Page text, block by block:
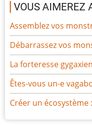
VOUS AIMEREZ
Assemblez vos
Débarrassez vos
La forteresse
Êtes-vous un-e
Créer un